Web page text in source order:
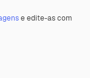
e edite-as com